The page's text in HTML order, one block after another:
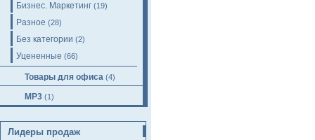
Бизнес. Маркетинг (19)
Разное (28)
Без категории (2)
Уцененные (66)
Товары для офиса (4)
MP3 (1)
Лидеры продаж